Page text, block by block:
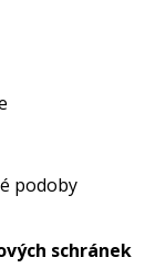
podoby
schránek